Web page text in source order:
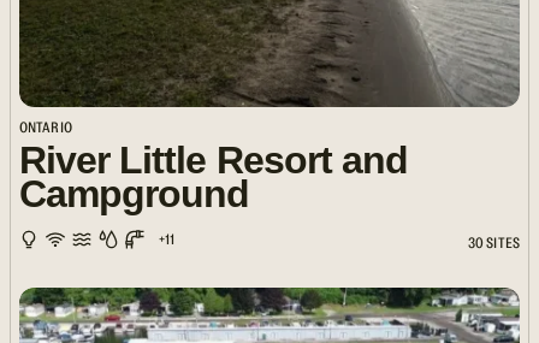
ONTARIO
River Little Resort and
Campground
+11 30 SITES